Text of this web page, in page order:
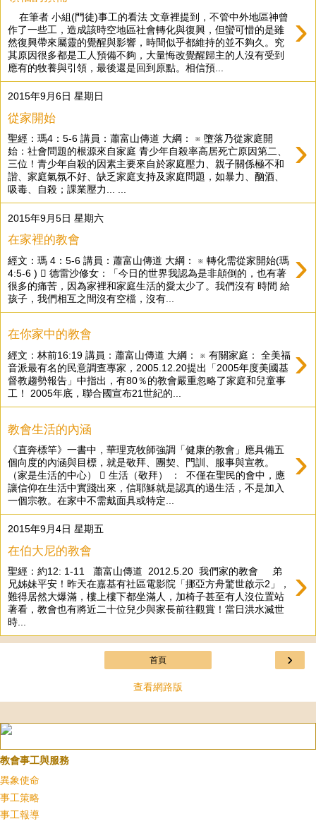
›
在筆者 小組(門徒)事工的看法 文章裡提到，不管中外地區神曾
作了一些工，造成該時空地區社會轉化與復興，但蠻可惜的是雖
然復興帶來屬靈的覺醒與影響，時間似乎都維持的並不夠久。究
其原因很多都是工人預備不夠，大量悔改覺醒歸主的人沒有受到
應有的牧養與引領，最後還是回到原點。相信預...
2015年9月6日 星期日
從家開始
›
聖經：瑪4：5-6 講員：蕭富山傳道 大綱： ※ 墮落乃從家庭開
始：社會問題的根源來自家庭 青少年自殺率高居死亡原因第二、
三位！青少年自殺的因素主要來自於家庭壓力、親子關係極不和
諧、家庭氣氛不好、缺乏家庭支持及家庭問題，如暴力、酗酒、
吸毒、自殺；課業壓力... ...
2015年9月5日 星期六
在家裡的教會
›
經文：瑪 4：5-6 講員：蕭富山傳道 大綱： ※ 轉化需從家開始(瑪
4:5-6 )  德雷沙修女：「今日的世界我認為是非顛倒的，也有著
很多的痛苦，因為家裡和家庭生活的愛太少了。我們沒有 時間 給
孩子，我們相互之間沒有空檔，沒有...
在你家中的教會
›
經文：林前16:19 講員：蕭富山傳道 大綱： ※ 有關家庭： 全美福
音派最有名的民意調查專家，2005.12.20提出「2005年度美國基
督教趨勢報告」中指出，有80％的教會嚴重忽略了家庭和兒童事
工！ 2005年底，聯合國宣布21世紀的...
教會生活的內涵
›
《直奔標竿》一書中，華理克牧師強調「健康的教會」應具備五
個向度的內涵與目標，就是敬拜、團契、門訓、服事與宣教。
（家是生活的中心）  生活（敬拜） ： 不僅在聖民的會中，應
讓信仰在生活中實踐出來，信耶穌就是認真的過生活，不是加入
一個宗教。在家中不需戴面具或特定...
2015年9月4日 星期五
在伯大尼的教會
›
聖經：約12: 1-11 蕭富山傳道 2012.5.20 我們家的教會 弟
兄姊妹平安！昨天在嘉基有社區電影院「挪亞方舟驚世啟示2」，
難得居然大爆滿，樓上樓下都坐滿人，加椅子甚至有人沒位置站
著看，教會也有將近二十位兒少與家長前往觀賞！當日洪水滅世
時...
›
首頁
查看網路版
教會事工與服務
異象使命
事工策略
事工報導